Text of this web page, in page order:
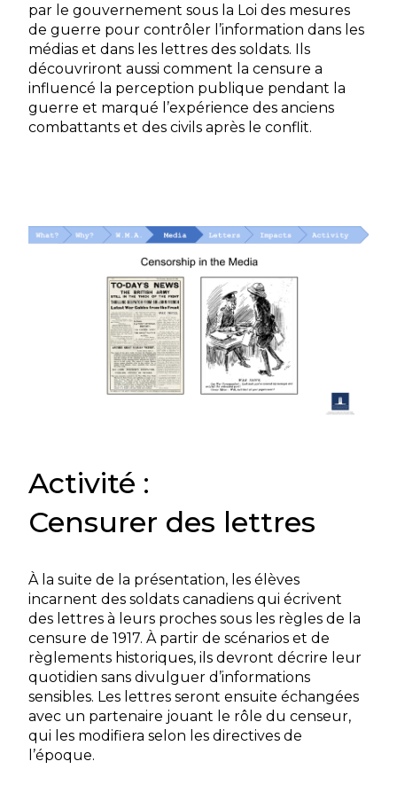
par le gouvernement sous la Loi des mesures
de guerre pour contrôler l’information dans les
médias et dans les lettres des soldats. Ils
découvriront aussi comment la censure a
influencé la perception publique pendant la
guerre et marqué l’expérience des anciens
combattants et des civils après le conflit.
Activité :
Censurer des lettres
À la suite de la présentation, les élèves
incarnent des soldats canadiens qui écrivent
des lettres à leurs proches sous les règles de la
censure de 1917. À partir de scénarios et de
règlements historiques, ils devront décrire leur
quotidien sans divulguer d’informations
sensibles. Les lettres seront ensuite échangées
avec un partenaire jouant le rôle du censeur,
qui les modifiera selon les directives de
l’époque.